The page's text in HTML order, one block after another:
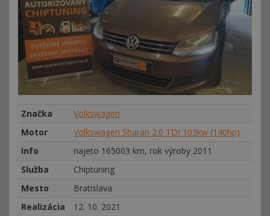
Značka
Volkswagen
Motor
Volkswagen Sharan 2.0 TDI 103kw (140hp)
Info
najeto 165003 km, rok výroby 2011
Služba
Chiptuning
Mesto
Bratislava
Realizácia
12. 10. 2021